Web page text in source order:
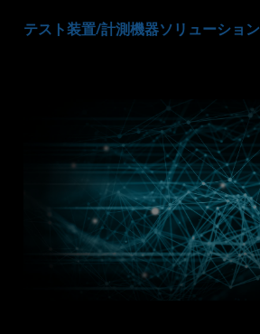
テスト装置/計測機器ソリューション